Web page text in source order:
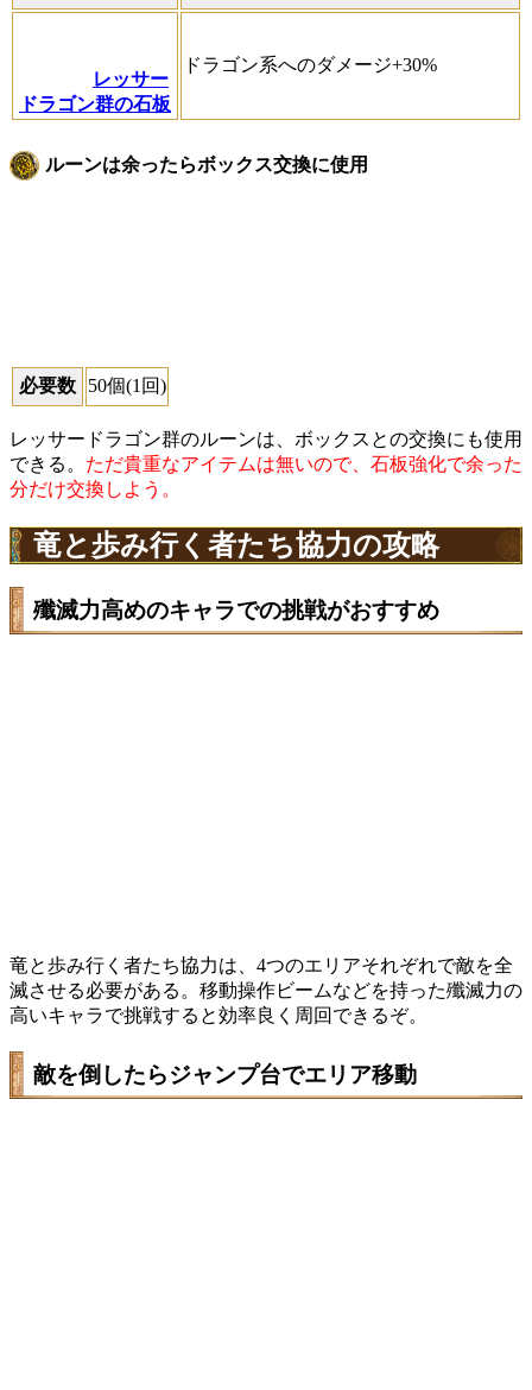
レッサー
ドラゴン群の石板
ドラゴン系へのダメージ+30%
ルーンは余ったらボックス交換に使用
必要数 50個(1回)
レッサードラゴン群のルーンは、ボックスとの交換にも使用
できる。 ただ貴重なアイテムは無いので、石板強化で余った
分だけ交換しよう。
竜と歩み行く者たち協力の攻略
殲滅力高めのキャラでの挑戦がおすすめ
竜と歩み行く者たち協力は、4つのエリアそれぞれで敵を全
滅させる必要がある。移動操作ビームなどを持った殲滅力の
高いキャラで挑戦すると効率良く周回できるぞ。
敵を倒したらジャンプ台でエリア移動